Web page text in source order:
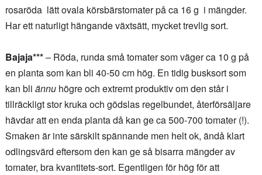
rosaröda lätt ovala körsbärstomater på ca 16 g i mängder.
Har ett naturligt hängande växtsätt, mycket trevlig sort.
Bajaja***– Röda, runda små tomater som väger ca 10 g på
en planta som kan bli 40-50 cm hög. En tidig busksort som
kan bli ännuhögre och extremt produktiv om den står i
tillräckligt stor kruka och gödslas regelbundet, återförsäljare
hävdar att en enda planta då kan ge ca 500-700 tomater (!).
Smaken är inte särskilt spännande men helt ok, ändå klart
odlingsvärd eftersom den kan ge så bisarra mängder av
tomater, bra kvantitets-sort. Egentligen för hög för att